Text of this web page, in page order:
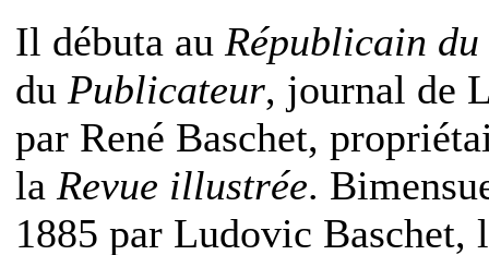
Il débuta au Républicain du
du Publicateur, journal de
par René Baschet,
la Revue illustrée.
1885 par Ludovic Baschet,